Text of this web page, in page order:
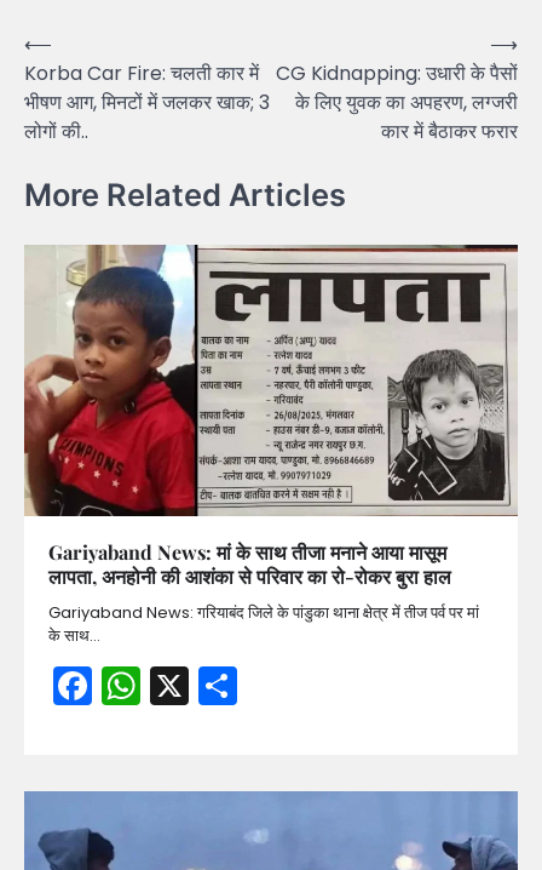
Post
navigation
⟵
Korba Car Fire: चलती कार में
भीषण आग, मिनटों में जलकर खाक; 3
लोगों की..
CG Kidnapping: उधारी के पैसों
के लिए युवक का अपहरण, लग्जरी
कार में बैठाकर फरार
⟶
More Related Articles
Gariyaband News: मां के साथ तीजा मनाने आया मासूम
लापता, अनहोनी की आशंका से परिवार का रो-रोकर बुरा हाल
Gariyaband News: गरियाबंद जिले के पांडुका थाना क्षेत्र में तीज पर्व पर मां
के साथ…
Facebook
WhatsApp
X